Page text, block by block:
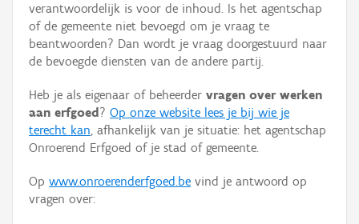
Gebeurtenis
Persoon of collectief
Hergebruik
Aanmelden
verantwoordelijk is voor de inhoud. Is het agentschap
of de gemeente niet bevoegd om je vraag te
beantwoorden? Dan wordt je vraag doorgestuurd naar
de bevoegde diensten van de andere partij.
Heb je als eigenaar of beheerder vragen over werken
aan erfgoed ? Op onze website lees je bij wie je
terecht kan, afhankelijk van je situatie: het agentschap
Onroerend Erfgoed of je stad of gemeente.
Op www.onroerenderfgoed.be vind je antwoord op
vragen over: